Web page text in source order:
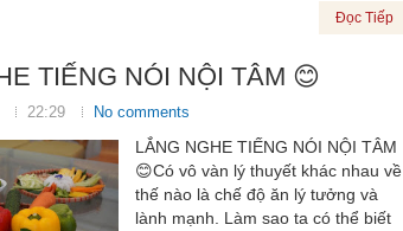
Đọc Tiếp
TIẾNG NÓI NỘI TÂM 😊
22:29 No comments
LẮNG NGHE TIẾNG NÓI NỘI TÂM
😊Có vô vàn lý thuyết khác nhau về
thế nào là chế độ ăn lý tưởng và
lành mạnh. Làm sao ta có thể biết